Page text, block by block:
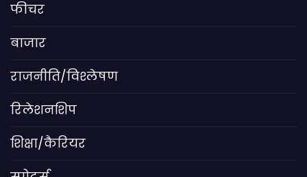
फीचर
बाजार
राजनीति/विश्लेषण
रिलेशनशिप
शिक्षा/कैरियर